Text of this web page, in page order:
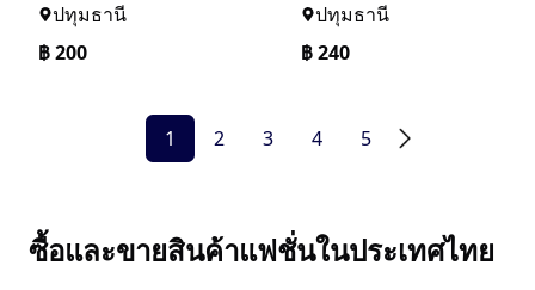
ปทุมธานี
฿200
ปทุมธานี
฿240
1 2 3 4 5
ซื้อและขายสินค้าแฟชั่นในประเทศไทย